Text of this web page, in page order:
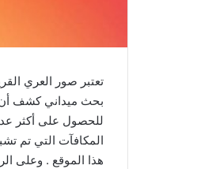
تعتبر صور العري
بحث ميداني كشف أن
للحصول على أكثر
المكافآت التي تم
هذا الموقع . وعلى